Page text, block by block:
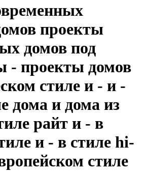
проекты
домов под
- проекты домов
стиле и - и -
дома и дома из
райт и - в
и - в стиле hi-
стиле